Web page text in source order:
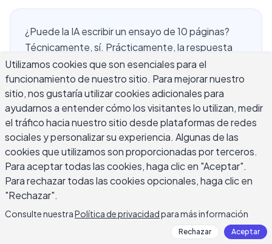
¿Puede la IA escribir un ensayo de 10 páginas?
Técnicamente, sí. Prácticamente, la respuesta
requiere más matices que un simple sí o no. Las
herramientas modernas de escritura con IA
pueden generar texto en forma larga, pero
producir un ensayo coherente, bien argumentado
y basado en investigación de 10 páginas es una
tarea más compleja de lo que la mayoría de las
personas suponen. Entender exactamente qué
puede y qué no puede hacer la IA para la escritura
larga, y cómo usar la asistencia de IA de manera
este artículo. Ya sea que sea un estudiante
explorando sus opciones, un profesional
Utilizamos cookies que son esenciales para el
funcionamiento de nuestro sitio. Para mejorar nuestro
sitio, nos gustaría utilizar cookies adicionales para
ayudarnos a entender cómo los visitantes lo utilizan, medir
el tráfico hacia nuestro sitio desde plataformas de redes
sociales y personalizar su experiencia. Algunas de las
cookies que utilizamos son proporcionadas por terceros.
Para aceptar todas las cookies, haga clic en "Aceptar".
Para rechazar todas las cookies opcionales, haga clic en
"Rechazar".
Consulte nuestraPolítica de privacidadpara más información
Rechazar Aceptar